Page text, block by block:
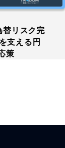
替リスク完
支える円
策